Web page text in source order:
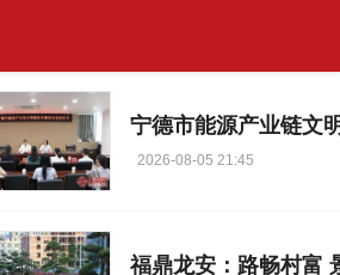
宁德市能源产业链文
2026-08-05 21:45
福鼎龙安：路畅村富